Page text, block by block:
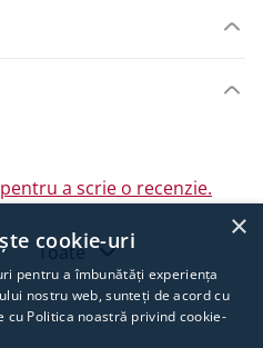
de gips-carton, pentru un
rapid, fiind autoadezivă,
gips, banda nu afectează
aerului și umezelii
structură și plăcile de gips-
chiar și după perforare
autoadezivă
protecție pe termen lung
a scrie o recenzie.
Toate
×
cookie-uri
pentru a îmbunătăți experiența
nostru web, sunteți de acord cu
Politica noastră privind cookie-